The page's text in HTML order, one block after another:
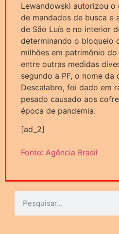
Lewandowski autorizou o
de mandados de busca e
de São Luís e no interior
determinando o bloqueio
milhões em patrimônio
entre outras medidas
segundo a PF, o nome da
Descalabro, foi dado em
pesado causado aos
época de pandemia.
[ad_2]
Fonte: Agência Brasil